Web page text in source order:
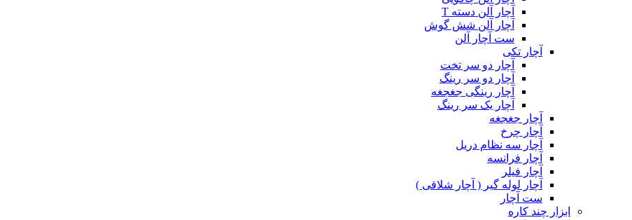
آچار آلن دسته T
آچار آلن شش گوش
ست آچار آلن
آچار تکی
آچار دو سر تخت
آچار دو سر رینگ
آچار رینگی جغجغه
آچار یک سر رینگ
آچار جغجغه
آچار چرخ
آچار سه نظام دریل
آچار فرانسه
آچار فیلر
آچار لوله گیر ( آچار شلاقی )
ست آچار
ابزار چند کاره